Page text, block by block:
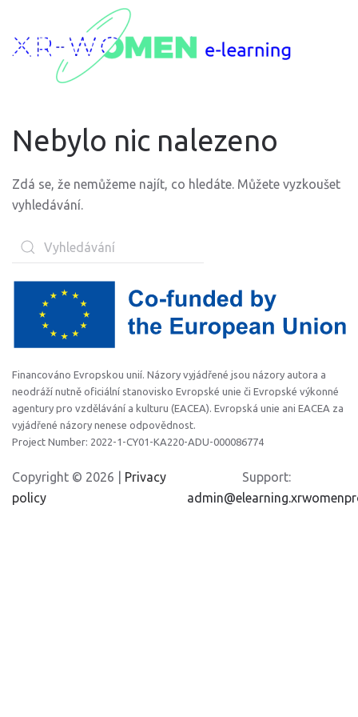
Nebylo nic nalezeno
Zdá se, že nemůžeme najít, co hledáte. Můžete vyzkoušet
vyhledávání.
Financováno Evropskou unií. Názory vyjádřené jsou názory autora a
neodráží nutně oficiální stanovisko Evropské unie či Evropské výkonné
agentury pro vzdělávání a kulturu (EACEA). Evropská unie ani EACEA za
vyjádřené názory nenese odpovědnost.
Project Number: 2022-1-CY01-KA220-ADU-000086774
Copyright © 2026 |
Privacy
policy
Support: